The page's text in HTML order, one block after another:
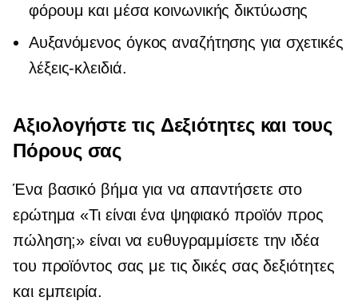
φόρουμ και μέσα κοινωνικής δικτύωσης
Αυξανόμενος όγκος αναζήτησης για σχετικές
λέξεις-κλειδιά.
Αξιολογήστε τις Δεξιότητες και τους
Πόρους σας
Ένα βασικό βήμα για να απαντήσετε στο
ερώτημα «Τι είναι ένα ψηφιακό προϊόν προς
πώληση;» είναι να ευθυγραμμίσετε την ιδέα
του προϊόντος σας με τις δικές σας δεξιότητες
και εμπειρία.